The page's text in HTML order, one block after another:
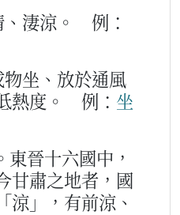
淒涼。
例：
坐、放於通風
熱度。
例： 坐
晉十六國中，
甘肅之地者，國
涼」，有前涼、